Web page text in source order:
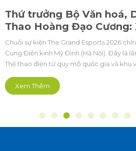
Thứ trưởng Bộ Văn hoá,
Thao Hoàng Đạo Cương:
sinh thái Esports Việt
chuyên nghiệp và bền
Chuỗi sự kiện The Grand Esports 2026
Cung Điền kinh Mỹ Đình (Hà Nội). Đây là
Thể thao điện tử quy mô quốc gia và khu
hướng chuyên nghiệp hóa sâu sắc.
Xem Thêm